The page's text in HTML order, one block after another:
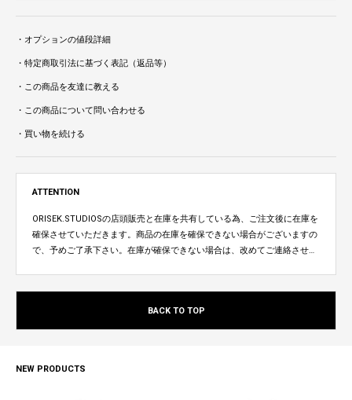
・オプションの値段詳細
・特定商取引法に基づく表記（返品等）
・この商品を友達に教える
・この商品について問い合わせる
・買い物を続ける
ATTENTION
ORISEK.STUDIOSの店頭販売と在庫を共有している為、ご注文後に在庫を
確保させていただきます。商品の在庫を確保できない場合がございますの
で、予めご了承下さい。在庫が確保できない場合は、改めてご連絡させて
BACK TO TOP
NEW PRODUCTS